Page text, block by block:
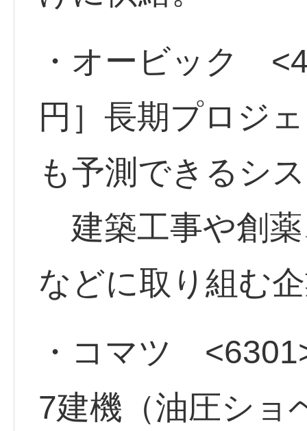
・オービック
円］長期プロジ
も予測できるシ
建築工事や創
などに取り組む
・コマツ
7建機（油圧ショ